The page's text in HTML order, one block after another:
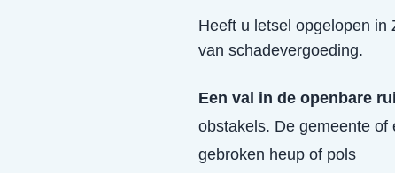
Heeft u letsel opgelopen in
van schadevergoeding.
Een val in de openbare
obstakels. De gemeente of
gebroken heup of pols